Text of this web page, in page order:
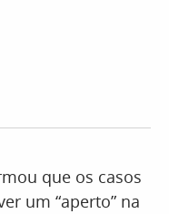
que os casos
um “aperto” na